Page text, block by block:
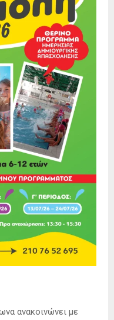
ανακοινώνει με